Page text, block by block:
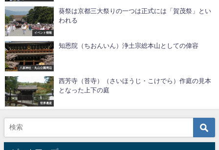
イベント情報
葵祭は京都三大祭りの一つは正式には「賀茂祭」とい
われる
八坂神社・丸山公園周辺
知恩院（ちおんいん）浄土宗総本山としての偉容
世界遺産
西芳寺（苔寺）（さいほうじ・こけでら）作庭の見本
となった上下の庭